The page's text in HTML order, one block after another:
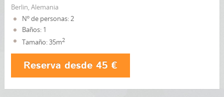
Berlin, Alemania
Nº de personas: 2
Baños: 1
Tamaño: 35m2
Reserva desde 45 €